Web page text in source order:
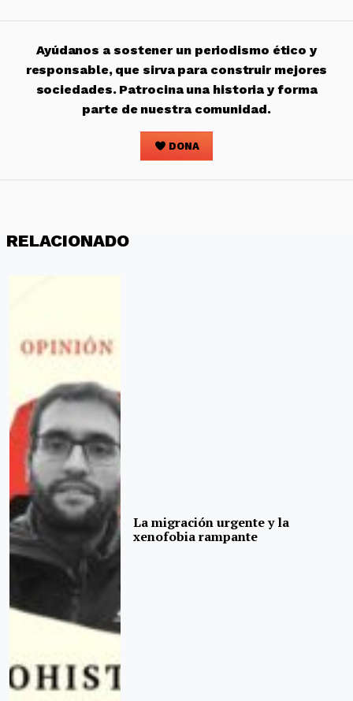
Ayúdanos a sostener un periodismo ético y
responsable, que sirva para construir mejores
sociedades. Patrocina una historia y forma
parte de nuestra comunidad.
DONA
RELACIONADO
La migración urgente y la
xenofobia rampante